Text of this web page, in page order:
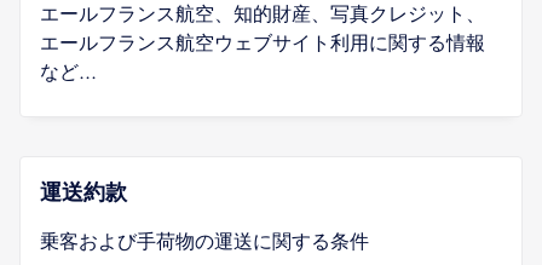
エールフランス航空、知的財産、写真クレジット、
エールフランス航空ウェブサイト利用に関する情報
など...
運送約款
乗客および手荷物の運送に関する条件